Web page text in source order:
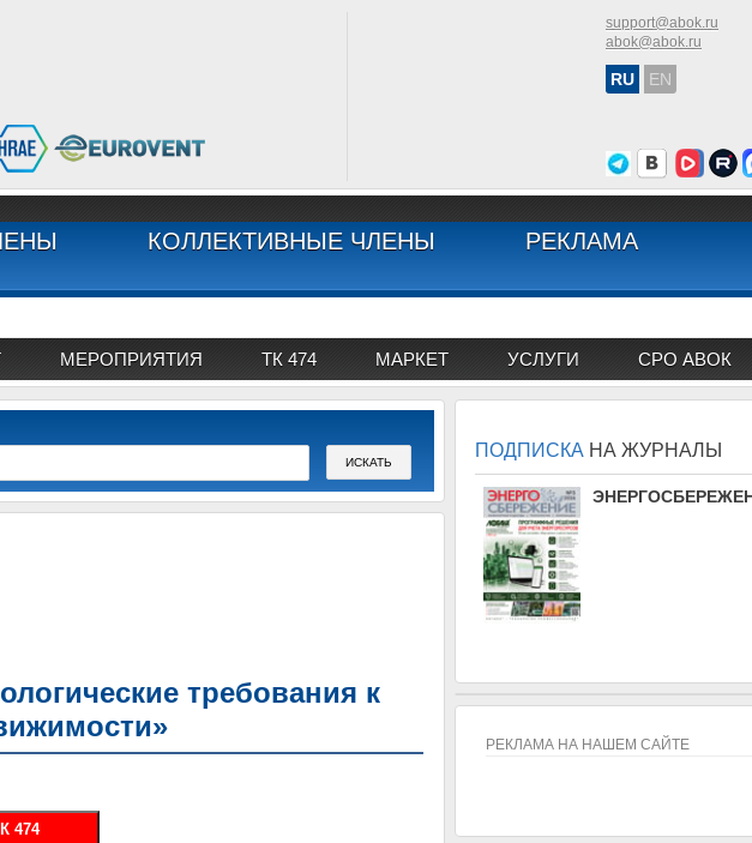
support@abok.ru
abok@abok.ru
RU EN
КОЛЛЕКТИВНЫЕ ЧЛЕНЫ
РЕКЛАМА
МЕРОПРИЯТИЯ ТК 474 МАРКЕТ УСЛУГИ СРО АВОК
требования к
474
ПОДПИСКА НА ЖУРНАЛЫ
АВОК
РЕКЛАМА НА НАШЕМ САЙТЕ